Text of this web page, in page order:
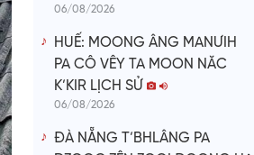
06/08/2026
HUẾ: MOONG ÂNG MANƯIH
PA CÔ VÊY TA MOON NĂC
K’KIR LỊCH SỬ
06/08/2026
ĐÀ NẴNG T’BHLÂNG PA